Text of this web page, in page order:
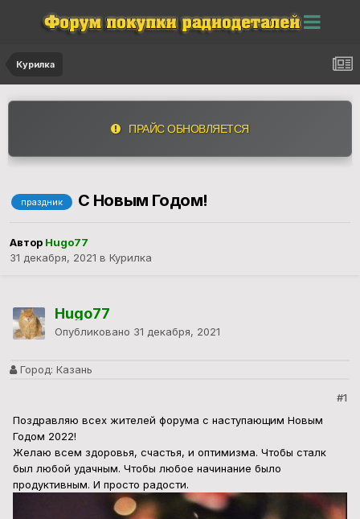
Курилка
ПРАЙС ОБНОВЛЯЕТСЯ
праздник С Новым Годом!
Автор Hugo77
31 декабря, 2021 в Курилка
Hugo77
Опубликовано 31 декабря, 2021
Город: Казань
#1
Поздравляю всех жителей форума с наступающим Новым
Годом 2022!
Желаю всем здоровья, счастья, и оптимизма. Чтобы сталк
был любой удачным. Чтобы любое начинание было
продуктивным. И просто радости.